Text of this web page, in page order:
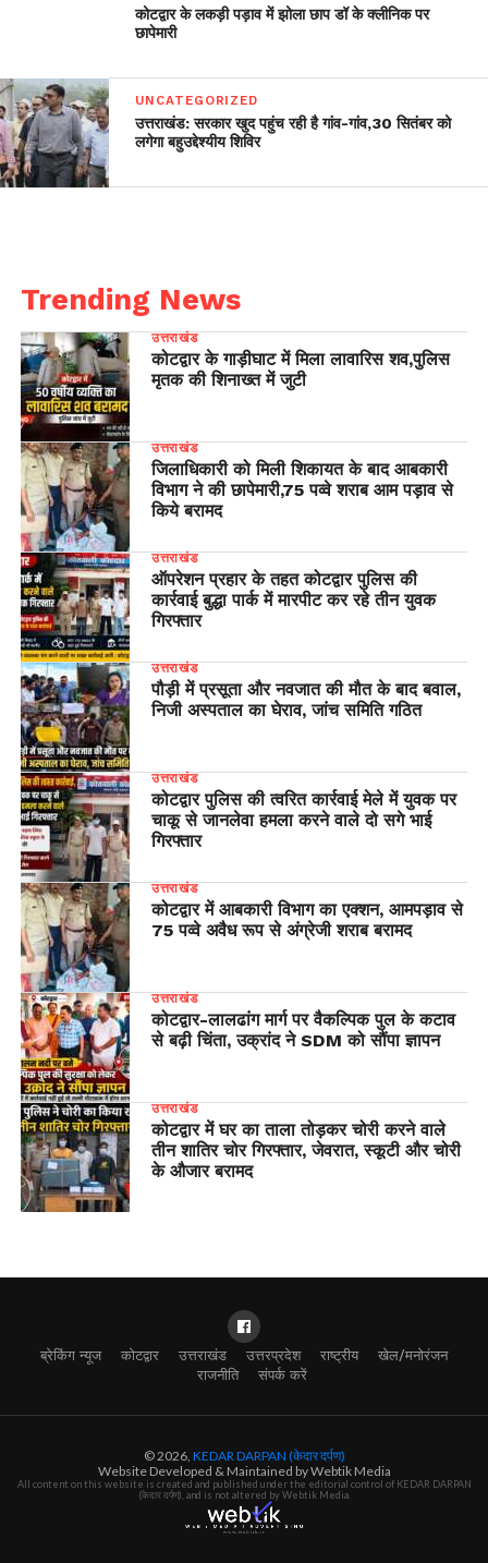
कोटद्वार के लकड़ी पड़ाव में झोला छाप डॉ के क्लीनिक पर
छापेमारी
UNCATEGORIZED
उत्तराखंड: सरकार खुद पहुंच रही है गांव-गांव,30 सितंबर को
लगेगा बहुउद्देश्यीय शिविर
Trending News
उत्तराखंड
कोटद्वार के गाड़ीघाट में मिला लावारिस शव,पुलिस
मृतक की शिनाख्त में जुटी
उत्तराखंड
जिलाधिकारी को मिली शिकायत के बाद आबकारी
विभाग ने की छापेमारी,75 पव्वे शराब आम पड़ाव से
किये बरामद
उत्तराखंड
ऑपरेशन प्रहार के तहत कोटद्वार पुलिस की
कार्रवाई बुद्धा पार्क में मारपीट कर रहे तीन युवक
गिरफ्तार
उत्तराखंड
पौड़ी में प्रसूता और नवजात की मौत के बाद बवाल,
निजी अस्पताल का घेराव, जांच समिति गठित
उत्तराखंड
कोटद्वार पुलिस की त्वरित कार्रवाई मेले में युवक पर
चाकू से जानलेवा हमला करने वाले दो सगे भाई
गिरफ्तार
उत्तराखंड
कोटद्वार में आबकारी विभाग का एक्शन, आमपड़ाव से
75 पव्वे अवैध रूप से अंग्रेजी शराब बरामद
उत्तराखंड
​कोटद्वार-लालढांग मार्ग पर वैकल्पिक पुल के कटाव
से बढ़ी चिंता, उक्रांद ने SDM को सौंपा ज्ञापन
उत्तराखंड
कोटद्वार में घर का ताला तोड़कर चोरी करने वाले
तीन शातिर चोर गिरफ्तार, जेवरात, स्कूटी और चोरी
के औजार बरामद
ब्रेकिंग न्यूज कोटद्वार उत्तराखंड उत्तरप्रदेश राष्ट्रीय
खेल/मनोरंजन
राजनीति
संपर्क करें
© 2026, KEDAR DARPAN (केदार दर्पण)
Website Developed & Maintained by Webtik Media
All content on this website is created and published under the editorial control of KEDAR DARPAN
(केदार दर्पण), and is not altered by Webtik Media.